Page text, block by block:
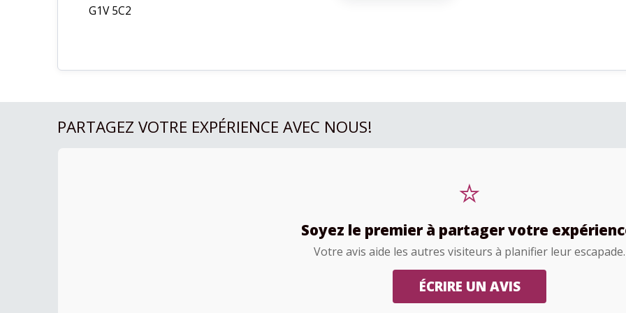
G1V 5C2
PARTAGEZ VOTRE EXPÉRIENCE AVEC NOUS!
⭐
Soyez le premier à partager votre
Votre avis aide les autres visiteurs à planifier leur escapade.
ÉCRIRE UN AVIS